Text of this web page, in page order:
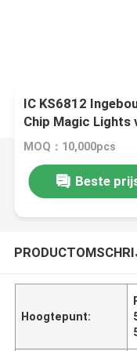
IC KS6812
Chip Magic
MOQ：10,000pcs
Beste
Hoogtepunt: